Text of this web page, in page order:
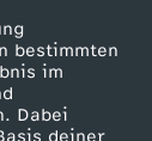
bestimmten
im
Dabei
deiner